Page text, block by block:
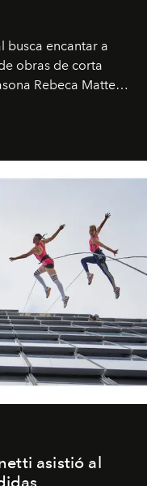
busca encantar a
obras de corta
Rebeca Matte
limpias; ponen el
asistió al